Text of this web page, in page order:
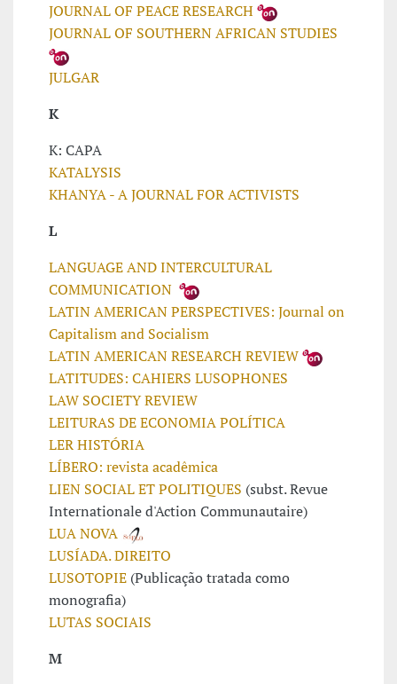
JOURNAL OF PEACE RESEARCH
JOURNAL OF SOUTHERN AFRICAN STUDIES
JULGAR
K
K: CAPA
KATALYSIS
KHANYA - A JOURNAL FOR ACTIVISTS
L
LANGUAGE AND INTERCULTURAL
COMMUNICATION
LATIN AMERICAN PERSPECTIVES: Journal on
Capitalism and Socialism
LATIN AMERICAN RESEARCH REVIEW
LATITUDES: CAHIERS LUSOPHONES
LAW SOCIETY REVIEW
LEITURAS DE ECONOMIA POLÍTICA
LER HISTÓRIA
LÍBERO: revista acadêmica
LIEN SOCIAL ET POLITIQUES (subst. Revue
Internationale d'Action Communautaire)
LUA NOVA
LUSÍADA. DIREITO
LUSOTOPIE (Publicação tratada como
monografia)
LUTAS SOCIAIS
M